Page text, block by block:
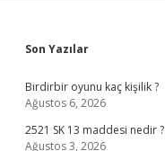
Sidebar
Son Yazılar
Birdirbir oyunu kaç kişilik ?
Ağustos 6, 2026
2521 SK 13 maddesi nedir ?
Ağustos 3, 2026